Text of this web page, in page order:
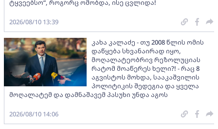
ტყვეებსო“, როგორც ომობდა, ისე ცვლიდა!
2026/08/10 13:39
კახა კალაძე - თუ 2008 წლის ომის
დაწყება სხვანაირად იყო,
მოღალატეობრივ რეზოლუციას
რატომ მოაწერეს ხელი?! - რაც 8
აგვისტოს მოხდა, სააკაშვილის
პოლიტიკის შედეგია და ყველა
მოღალატემ და დამნაშავემ პასუხი უნდა აგოს
2026/08/10 14:06